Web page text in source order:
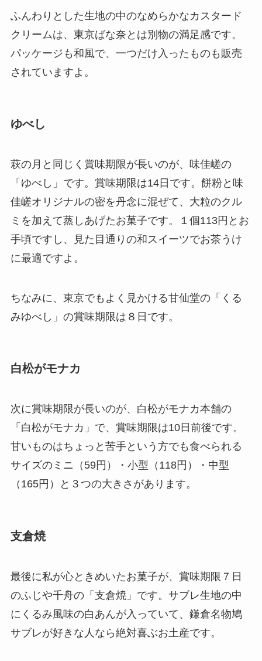
ふんわりとした生地の中のなめらかなカスタード
クリームは、東京ばな奈とは別物の満足感です。
パッケージも和風で、一つだけ入ったものも販売
されていますよ。
ゆべし
萩の月と同じく賞味期限が長いのが、味佳嵯の
「ゆべし」です。賞味期限は14日です。餅粉と味
佳嵯オリジナルの密を丹念に混ぜて、大粒のクル
ミを加えて蒸しあげたお菓子です。１個113円とお
手頃ですし、見た目通りの和スイーツでお茶うけ
に最適ですよ。
ちなみに、東京でもよく見かける甘仙堂の「くる
みゆべし」の賞味期限は８日です。
白松がモナカ
次に賞味期限が長いのが、白松がモナカ本舗の
「白松がモナカ」で、賞味期限は10日前後です。
甘いものはちょっと苦手という方でも食べられる
サイズのミニ（59円）・小型（118円）・中型
（165円）と３つの大きさがあります。
支倉焼
最後に私が心ときめいたお菓子が、賞味期限７日
のふじや千舟の「支倉焼」です。サブレ生地の中
にくるみ風味の白あんが入っていて、鎌倉名物鳩
サブレが好きな人なら絶対喜ぶお土産です。